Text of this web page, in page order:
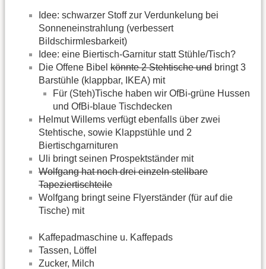
Idee: schwarzer Stoff zur Verdunkelung bei
Sonneneinstrahlung (verbessert
Bildschirmlesbarkeit)
Idee: eine Biertisch-Garnitur statt Stühle/Tisch?
Die Offene Bibel könnte 2 Stehtische und bringt 3
Barstühle (klappbar, IKEA) mit
Für (Steh)Tische haben wir OfBi-grüne Hussen
und OfBi-blaue Tischdecken
Helmut Willems verfügt ebenfalls über zwei
Stehtische, sowie Klappstühle und 2
Biertischgarnituren
Uli bringt seinen Prospektständer mit
Wolfgang hat noch drei einzeln stellbare
Tapeziertischteile
Wolfgang bringt seine Flyerständer (für auf die
Tische) mit
Kaffepadmaschine u. Kaffepads
Tassen, Löffel
Zucker, Milch